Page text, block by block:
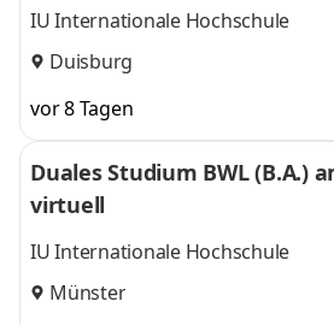
IU Internationale Hochschule
Duisburg
vor 8 Tagen
Duales Studium BWL (B.A.)
virtuell
IU Internationale Hochschule
Münster